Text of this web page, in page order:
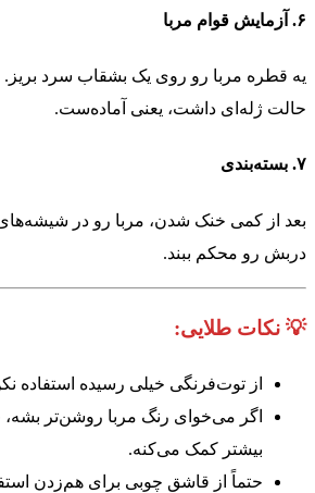
۶. آزمایش قوام مربا
یه قطره مربا رو روی یک بشقاب سرد
حالت ژله‌ای داشت، یعنی آماده‌ست.
۷. بسته‌بندی
بعد از کمی خنک شدن، مربا رو در
دربش رو محکم ببند.
💡 نکات طلایی:
از توت‌فرنگی خیلی رسیده استفاده
اگر می‌خوای رنگ مربا روشن‌تر بشه،
بیشتر کمک می‌کنه.
حتماً از قاشق چوبی برای هم‌زدن